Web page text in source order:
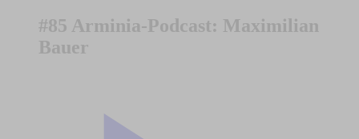
#85 Arminia-Podcast: Maximilian
Bauer